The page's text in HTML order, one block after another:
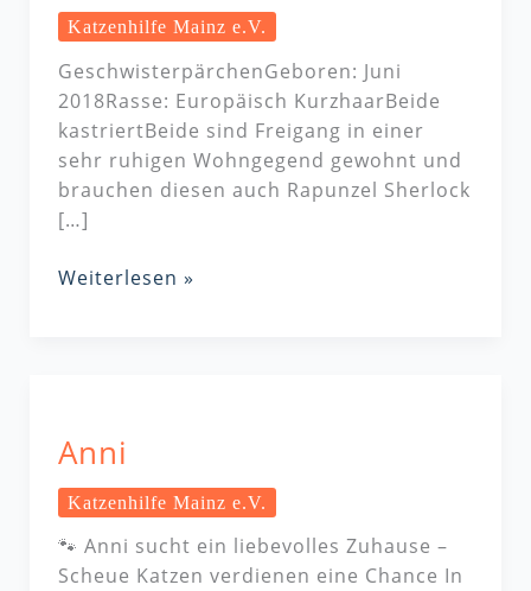
Katzenhilfe Mainz e.V.
GeschwisterpärchenGeboren: Juni
2018Rasse: Europäisch KurzhaarBeide
kastriertBeide sind Freigang in einer
sehr ruhigen Wohngegend gewohnt und
brauchen diesen auch Rapunzel Sherlock
[…]
Weiterlesen »
Anni
Katzenhilfe Mainz e.V.
🐾 Anni sucht ein liebevolles Zuhause –
Scheue Katzen verdienen eine Chance In